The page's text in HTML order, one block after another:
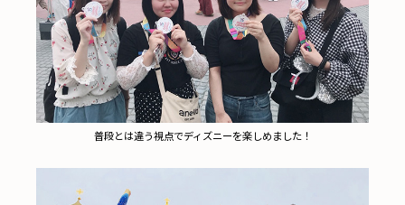
普段とは違う視点でディズニーを楽しめました！